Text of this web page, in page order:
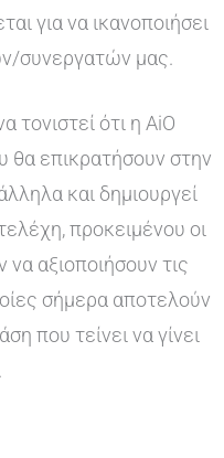
για να ικανοποιήσει
συνεργατών μας.
τονιστεί ότι η AiO
θα επικρατήσουν στην
και δημιουργεί
προκειμένου οι
αξιοποιήσουν τις
σήμερα αποτελούν
που τείνει να γίνει